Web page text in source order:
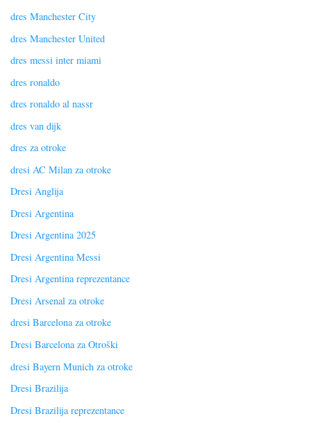
dres Manchester City
dres Manchester United
dres messi inter miami
dres ronaldo
dres ronaldo al nassr
dres van dijk
dres za otroke
dresi AC Milan za otroke
Dresi Anglija
Dresi Argentina
Dresi Argentina 2025
Dresi Argentina Messi
Dresi Argentina reprezentance
Dresi Arsenal za otroke
dresi Barcelona za otroke
Dresi Barcelona za Otroški
dresi Bayern Munich za otroke
Dresi Brazilija
Dresi Brazilija reprezentance